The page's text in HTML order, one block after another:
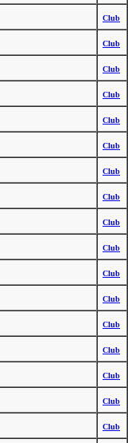
Club
Club
Club
Club
Club
Club
Club
Club
Club
Club
Club
Club
Club
Club
Club
Club
Club